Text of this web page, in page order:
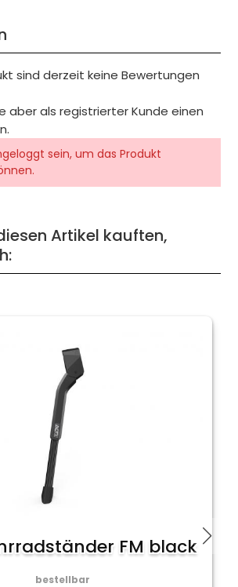
sind derzeit keine Bewertungen
aber als registrierter Kunde einen
sein, um das Produkt
Artikel kauften,
FM black
bestellbar